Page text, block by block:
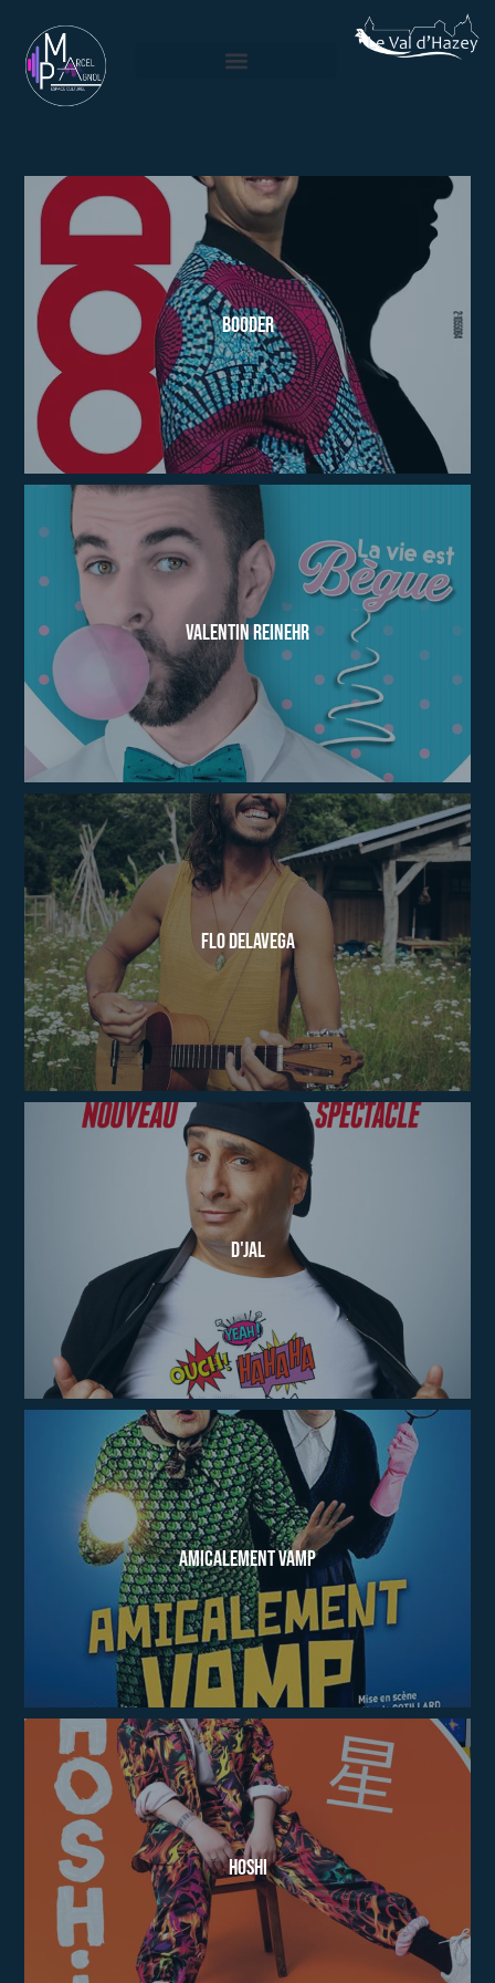
Booder
Valentin Reinehr
Flo Delavega
D'JAL
Amicalement Vamp
Hoshi